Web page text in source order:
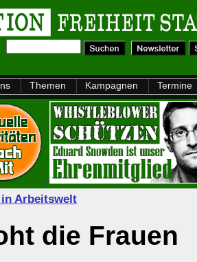
Themen Kampagnen Termine
Arbeitswelt
die Frauen